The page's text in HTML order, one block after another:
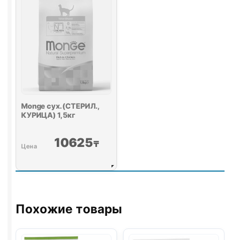
Monge сух. (СТЕРИЛ.,
КУРИЦА) 1,5кг
10625₸
Похожие товары